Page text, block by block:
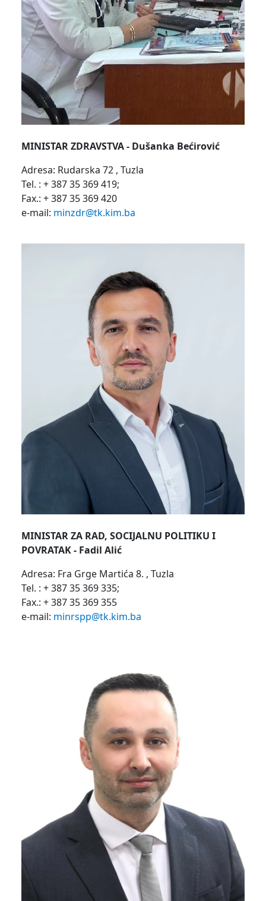
MINISTAR ZDRAVSTVA - Dušanka Bećirović
Adresa: Rudarska 72 , Tuzla
Tel. : + 387 35 369 419;
Fax.: + 387 35 369 420
e-mail: minzdr@tk.kim.ba
MINISTAR ZA RAD, SOCIJALNU POLITIKU I
POVRATAK - Fadil Alić
Adresa: Fra Grge Martića 8. , Tuzla
Tel. : + 387 35 369 335;
Fax.: + 387 35 369 355
e-mail: minrspp@tk.kim.ba